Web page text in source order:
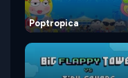
Poptropica